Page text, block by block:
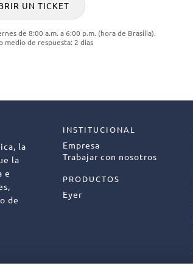
UN TICKET
de 8:00 a.m. a 6:00 p.m. (hora de Brasilia).
medio de respuesta: 2 días
la
la
e
de
INSTITUCIONAL
Empresa
Trabajar con nosotros
PRODUCTOS
Eyer